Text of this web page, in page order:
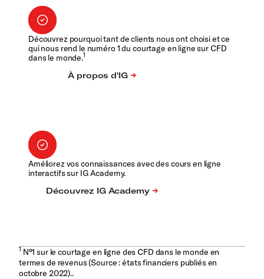
Découvrez pourquoi tant de clients nous ont choisi et ce
qui nous rend le numéro 1 du courtage en ligne sur CFD
dans le monde.1
Améliorez vos connaissances avec des cours en ligne
interactifs sur IG Academy.
1N°1 sur le courtage en ligne des CFD dans le monde en
termes de revenus (Source : états financiers publiés en
octobre 2022)..